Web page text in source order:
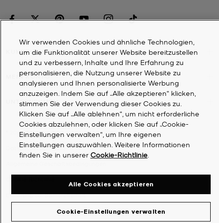
KUNDENDIENST
MEIN KONTO
UNTERNEHMEN
2026Michael Kors
Datenschutzrichtlinie
Erklärung zur Barrierefreiheit
Wir verwenden Cookies und ähnliche Technologien,
um die Funktionalität unserer Website bereitzustellen
und zu verbessern, Inhalte und Ihre Erfahrung zu
personalisieren, die Nutzung unserer Website zu
analysieren und Ihnen personalisierte Werbung
anzuzeigen. Indem Sie auf „Alle akzeptieren“ klicken,
stimmen Sie der Verwendung dieser Cookies zu.
Klicken Sie auf „Alle ablehnen“, um nicht erforderliche
Cookies abzulehnen, oder klicken Sie auf „Cookie-
Einstellungen verwalten“, um Ihre eigenen
Einstellungen auszuwählen. Weitere Informationen
finden Sie in unserer Cookie-Richtlinie.
Cookie-Einstellungen verwalten
Alle Cookies akzeptieren